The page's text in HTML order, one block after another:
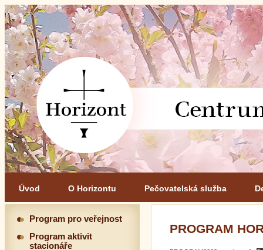
Úvod O Horizontu Pečovatelská služba
PROGRAM
Program pro veřejnost
Program aktivit
stacionáře